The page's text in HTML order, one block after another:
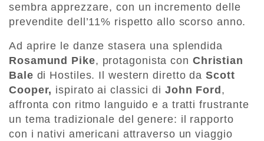
sembra apprezzare, con un incremento delle
prevendite dell’11% rispetto allo scorso anno.
Ad aprire le danze stasera una splendida
Rosamund Pike, protagonista con Christian
Bale di Hostiles. Il western diretto daScott
Cooper, ispirato ai classici di John Ford ,
affronta con ritmo languido e a tratti frustrante
un tema tradizionale del genere: il rapporto
con i nativi americani attraverso un viaggio